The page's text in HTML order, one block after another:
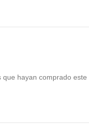
hayan comprado